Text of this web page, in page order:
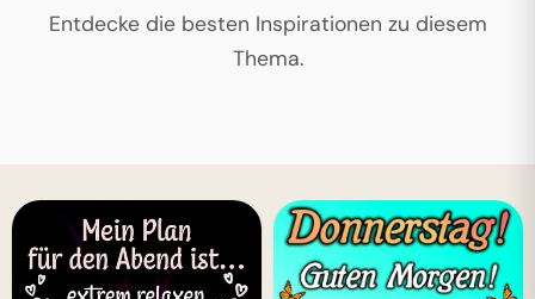
Entdecke die besten Inspirationen zu diesem
Thema.